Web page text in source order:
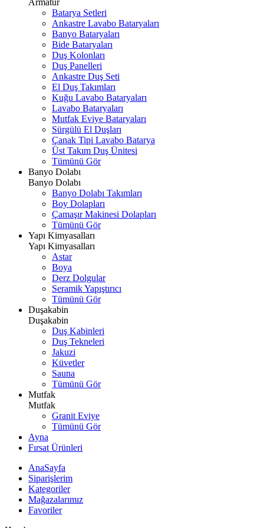
Armatür
Batarya Setleri
Ankastre Lavabo Bataryaları
Banyo Bataryaları
Bide Bataryaları
Duş Kolonları
Duş Panelleri
Ankastre Duş Seti
El Duş Takımları
Kuğu Lavabo Bataryaları
Lavabo Bataryaları
Mutfak Eviye Bataryaları
Sürgülü El Duşları
Çanak Tipi Lavabo Batarya
Üst Takım Duş Ünitesi
Tümünü Gör
Banyo Dolabı
Banyo Dolabı
Banyo Dolabı Takımları
Boy Dolapları
Çamaşır Makinesi Dolapları
Tümünü Gör
Yapı Kimyasalları
Yapı Kimyasalları
Astar
Boya
Derz Dolgular
Seramik Yapıştırıcı
Tümünü Gör
Duşakabin
Duşakabin
Duş Kabinleri
Duş Tekneleri
Jakuzi
Küvetler
Sauna
Tümünü Gör
Mutfak
Mutfak
Granit Eviye
Tümünü Gör
Ayna
Fırsat Ürünleri
AnaSayfa
Siparişlerim
Kategoriler
Mağazalarımız
Favoriler